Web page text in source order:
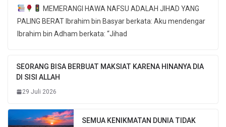
MEMERANGI HAWA NAFSU ADALAH JIHAD YANG
PALING BERAT Ibrahim bin Basyar berkata: Aku mendengar
Ibrahim bin Adham berkata: “Jihad
SEORANG BISA BERBUAT MAKSIAT KARENA HINANYA DIA
DI SISI ALLAH
29 Juli 2026
SEMUA KENIKMATAN DUNIA TIDAK